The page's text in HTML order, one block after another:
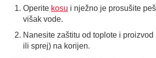
Operite kosu i nježno je prosušite
višak vode.
Nanesite zaštitu od toplote i
ili sprej) na korijen.